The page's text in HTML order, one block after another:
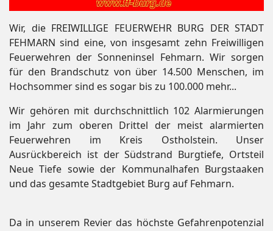
Wir, die FREIWILLIGE FEUERWEHR BURG DER STADT
FEHMARN sind eine, von insgesamt zehn Freiwilligen
Feuerwehren der Sonneninsel Fehmarn. Wir sorgen
für den Brandschutz von über 14.500 Menschen, im
Hochsommer sind es sogar bis zu 100.000 mehr...
Wir gehören mit durchschnittlich 102 Alarmierungen
im Jahr zum oberen Drittel der meist alarmierten
Feuerwehren im Kreis Ostholstein. Unser
Ausrückbereich ist der Südstrand Burgtiefe, Ortsteil
Neue Tiefe sowie der Kommunalhafen Burgstaaken
und das gesamte Stadtgebiet Burg auf Fehmarn.
Da in unserem Revier das höchste Gefahrenpotenzial